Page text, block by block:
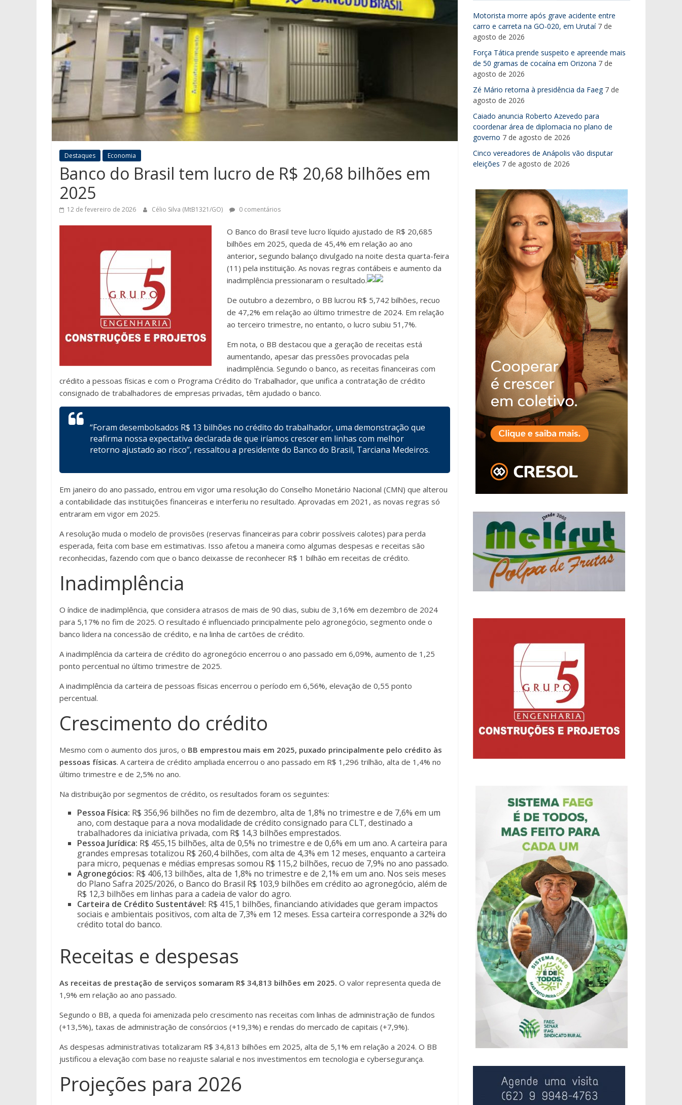
Destaques Economia
Banco do Brasil tem lucro de R$ 20,68 bilhões em
2025
12 de fevereiro de 2026 Célio Silva (MtB1321/GO) 0 comentários
O Banco do Brasil teve lucro líquido ajustado de R$ 20,685
bilhões em 2025, queda de 45,4% em relação ao ano
anterior, segundo balanço divulgado na noite desta quarta-feira
(11) pela instituição. As novas regras contábeis e aumento da
inadimplência pressionaram o resultado.
De outubro a dezembro, o BB lucrou R$ 5,742 bilhões, recuo
de 47,2% em relação ao último trimestre de 2024. Em relação
ao terceiro trimestre, no entanto, o lucro subiu 51,7%.
Em nota, o BB destacou que a geração de receitas está
aumentando, apesar das pressões provocadas pela
inadimplência. Segundo o banco, as receitas financeiras com
crédito a pessoas físicas e com o Programa Crédito do Trabalhador, que unifica a contratação de crédito
consignado de trabalhadores de empresas privadas, têm ajudado o banco.
“Foram desembolsados R$ 13 bilhões no crédito do trabalhador, uma demonstração que
reafirma nossa expectativa declarada de que iríamos crescer em linhas com melhor
retorno ajustado ao risco”, ressaltou a presidente do Banco do Brasil, Tarciana Medeiros.
Em janeiro do ano passado, entrou em vigor uma resolução do Conselho Monetário Nacional (CMN) que alterou
a contabilidade das instituições financeiras e interferiu no resultado. Aprovadas em 2021, as novas regras só
entraram em vigor em 2025.
A resolução muda o modelo de provisões (reservas financeiras para cobrir possíveis calotes) para perda
esperada, feita com base em estimativas. Isso afetou a maneira como algumas despesas e receitas são
reconhecidas, fazendo com que o banco deixasse de reconhecer R$ 1 bilhão em receitas de crédito.
Inadimplência
O índice de inadimplência, que considera atrasos de mais de 90 dias, subiu de 3,16% em dezembro de 2024
para 5,17% no fim de 2025. O resultado é influenciado principalmente pelo agronegócio, segmento onde o
banco lidera na concessão de crédito, e na linha de cartões de crédito.
A inadimplência da carteira de crédito do agronegócio encerrou o ano passado em 6,09%, aumento de 1,25
ponto percentual no último trimestre de 2025.
A inadimplência da carteira de pessoas físicas encerrou o período em 6,56%, elevação de 0,55 ponto
percentual.
Crescimento do crédito
Mesmo com o aumento dos juros, o BB emprestou mais em 2025, puxado principalmente pelo crédito às
pessoas físicas. A carteira de crédito ampliada encerrou o ano passado em R$ 1,296 trilhão, alta de 1,4% no
último trimestre e de 2,5% no ano.
Na distribuição por segmentos de crédito, os resultados foram os seguintes:
Pessoa Física: R$ 356,96 bilhões no fim de dezembro, alta de 1,8% no trimestre e de 7,6% em um
ano, com destaque para a nova modalidade de crédito consignado para CLT, destinado a
trabalhadores da iniciativa privada, com R$ 14,3 bilhões emprestados.
Pessoa Jurídica: R$ 455,15 bilhões, alta de 0,5% no trimestre e de 0,6% em um ano. A carteira para
grandes empresas totalizou R$ 260,4 bilhões, com alta de 4,3% em 12 meses, enquanto a carteira
para micro, pequenas e médias empresas somou R$ 115,2 bilhões, recuo de 7,9% no ano passado.
Agronegócios: R$ 406,13 bilhões, alta de 1,8% no trimestre e de 2,1% em um ano. Nos seis meses
do Plano Safra 2025/2026, o Banco do Brasil R$ 103,9 bilhões em crédito ao agronegócio, além de
R$ 12,3 bilhões em linhas para a cadeia de valor do agro.
Carteira de Crédito Sustentável: R$ 415,1 bilhões, financiando atividades que geram impactos
sociais e ambientais positivos, com alta de 7,3% em 12 meses. Essa carteira corresponde a 32% do
crédito total do banco.
Receitas e despesas
As receitas de prestação de serviços somaram R$ 34,813 bilhões em 2025. O valor representa queda de
1,9% em relação ao ano passado.
Segundo o BB, a queda foi amenizada pelo crescimento nas receitas com linhas de administração de fundos
(+13,5%), taxas de administração de consórcios (+19,3%) e rendas do mercado de capitais (+7,9%).
As despesas administrativas totalizaram R$ 34,813 bilhões em 2025, alta de 5,1% em relação a 2024. O BB
justificou a elevação com base no reajuste salarial e nos investimentos em tecnologia e cybersegurança.
Projeções para 2026
Motorista morre após grave acidente entre
carro e carreta na GO-020, em Urutaí 7 de
agosto de 2026
Força Tática prende suspeito e apreende mais
de 50 gramas de cocaína em Orizona 7 de
agosto de 2026
Zé Mário retorna à presidência da Faeg 7 de
agosto de 2026
Caiado anuncia Roberto Azevedo para
coordenar área de diplomacia no plano de
governo 7 de agosto de 2026
Cinco vereadores de Anápolis vão disputar
eleições 7 de agosto de 2026